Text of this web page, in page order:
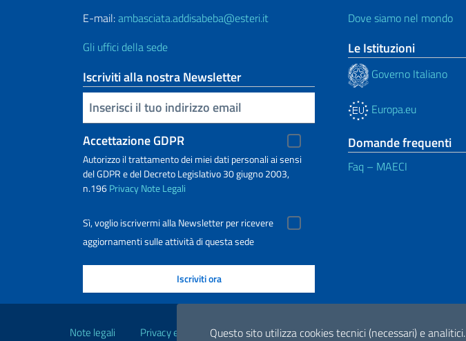
Questo sito utilizza cookies tecnici (necessari) e analitici.
E-mail:ambasciata.addisabeba@esteri.it
Gli uffici della sede
Iscriviti alla nostra Newsletter
Inserisci la tua email
Accettazione GDPR
Autorizzo il trattamento dei miei dati personali ai sensi
del GDPR e del Decreto Legislativo 30 giugno 2003,
n.196PrivacyNote Legali
Sì, voglio iscrivermi alla Newsletter per ricevere
aggiornamenti sulle attività di questa sede
Dove siamo nel mondo
Le Istituzioni
Governo Italiano
Europa.eu
Domande frequenti
Faq – MAECI
Note legali Privacy e cookie policy Dichiarazione di accessibilità